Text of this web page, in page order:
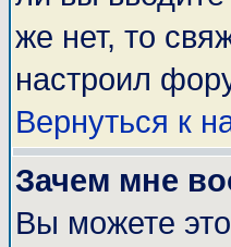
же нет, то
настроил
Вернуться к
Зачем мне
Вы можете